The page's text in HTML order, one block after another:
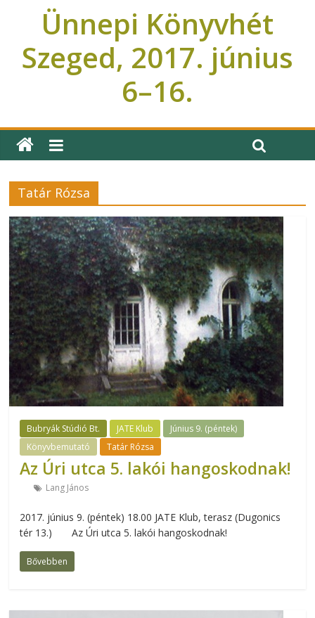
Ünnepi Könyvhét
Szeged, 2017. június
6–16.
Tatár Rózsa
Bubryák Stúdió Bt. JATE Klub
Június 9. (péntek)
Könyvbemutató
Tatár Rózsa
Az Úri utca 5. lakói hangoskodnak!
Lang János
2017. június 9. (péntek) 18.00 JATE Klub, terasz (Dugonics
tér 13.) Az Úri utca 5. lakói hangoskodnak!
Bővebben